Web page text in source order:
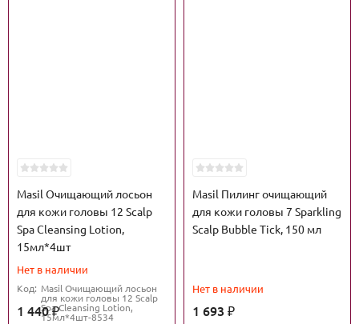
Masil Очищающий лосьон
для кожи головы 12 Scalp
Spa Cleansing Lotion,
15мл*4шт
Нет в наличии
Код: Masil Очищающий лосьон
для кожи головы 12 Scalp
Spa Cleansing Lotion,
15мл*4шт-8534
1 440₽
Masil Пилинг очищающий
для кожи головы 7 Sparkling
Scalp Bubble Tick, 150 мл
Нет в наличии
1 693 ₽